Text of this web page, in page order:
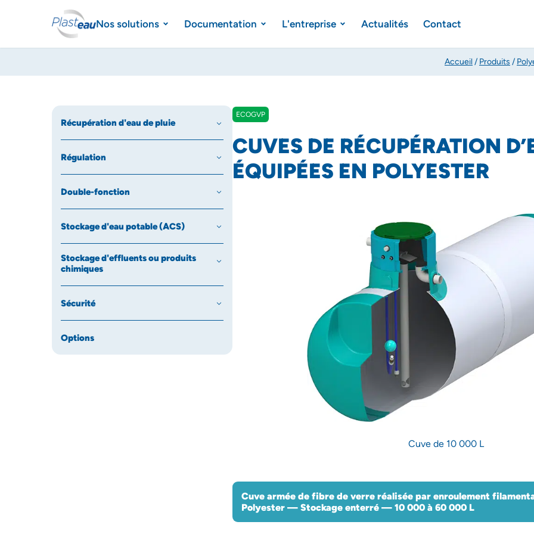
Nos solutions Documentation L'entreprise Actualités Contact
Accueil / Produits /
Récupération d'eau de pluie
Régulation
Double-fonction
Stockage d'eau potable (ACS)
Stockage d'effluents ou produits
chimiques
Sécurité
Options
ECOGVP
CUVES DE RÉCUPÉRATION
ÉQUIPÉES EN POLYESTER
Cuve de 10 000 L
Cuve armée de fibre de verre réalisée par enroulement
Polyester — Stockage enterré — 10 000 à 60 000 L